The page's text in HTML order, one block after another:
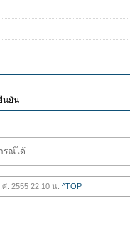
นยัน
รณ์ได้
. 2555 22.10 น. ^TOP